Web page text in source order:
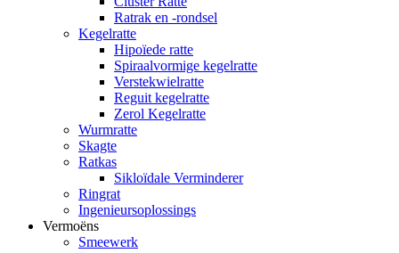
Ratrak en -rondsel
Kegelratte
Hipoïede ratte
Spiraalvormige kegelratte
Verstekwielratte
Reguit kegelratte
Zerol Kegelratte
Wurmratte
Skagte
Ratkas
Sikloïdale Verminderer
Ringrat
Ingenieursoplossings
Vermoëns
Smeewerk